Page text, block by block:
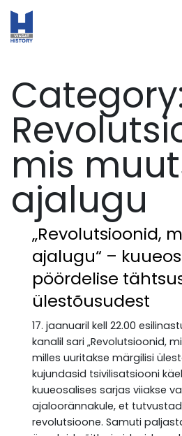
mis
ajalugu
„Revolutsioonid,
ajalugu“ –
pöördelise
ülestõusudest
17. jaanuaril kell 22.00
kanalil sari „Revolutsioonid,
milles uuritakse märgilisi
kujundasid tsivilisatsiooni
kuueosalises sarjas viiakse
ajaloorännakule, et
revolutsioone. Samuti